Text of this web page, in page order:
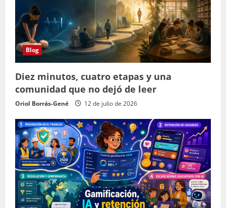
Blog
Diez minutos, cuatro etapas y una
comunidad que no dejó de leer
Oriol Borrás-Gené 12 de julio de 2026